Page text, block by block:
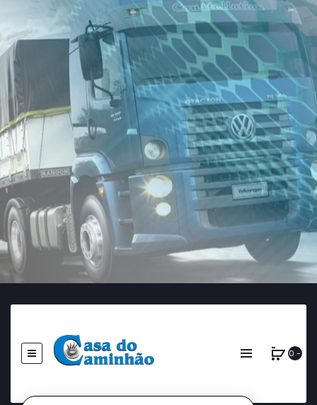
0 -